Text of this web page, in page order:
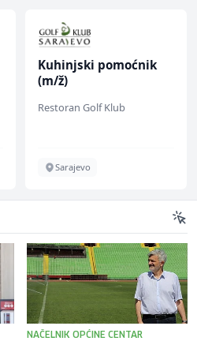
Kuhinjski pomoćnik
(m/ž)
Restoran Golf Klub
Sarajevo
NAČELNIK OPĆINE CENTAR